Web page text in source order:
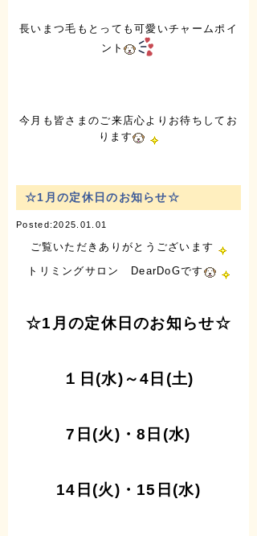
長いまつ毛もとっても可愛いチャームポイ
ント
今月も皆さまのご来店心よりお待ちしてお
ります
☆1月の定休日のお知らせ☆
Posted:2025.01.01
ご覧いただきありがとうございます
トリミングサロン DearDoGです
☆1月の定休日のお知らせ☆
１日(水)～4日(土)
7日(火)・8日(水)
14日(火)・15日(水)